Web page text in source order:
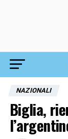
NAZIONALI
Biglia,